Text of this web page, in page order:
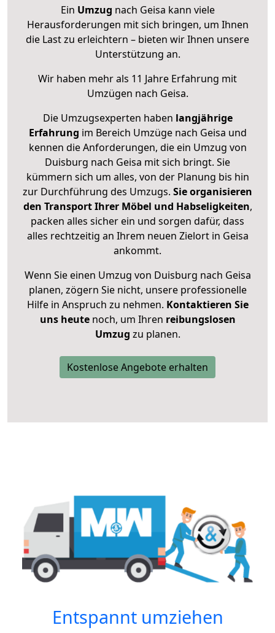
Ein Umzug nach Geisa kann viele
Herausforderungen mit sich bringen, um Ihnen
die Last zu erleichtern – bieten wir Ihnen unsere
Unterstützung an.
Wir haben mehr als 11 Jahre Erfahrung mit
Umzügen nach Geisa.
Die Umzugsexperten haben langjährige
Erfahrung im Bereich Umzüge nach Geisa und
kennen die Anforderungen, die ein Umzug von
Duisburg nach Geisa mit sich bringt. Sie
kümmern sich um alles, von der Planung bis hin
zur Durchführung des Umzugs. Sie organisieren
den Transport Ihrer Möbel und Habseligkeiten,
packen alles sicher ein und sorgen dafür, dass
alles rechtzeitig an Ihrem neuen Zielort in Geisa
ankommt.
Wenn Sie einen Umzug von Duisburg nach Geisa
planen, zögern Sie nicht, unsere professionelle
Hilfe in Anspruch zu nehmen. Kontaktieren Sie
uns heutenoch, um Ihren reibungslosen
Umzug zu planen.
Kostenlose Angebote erhalten
Entspannt umziehen